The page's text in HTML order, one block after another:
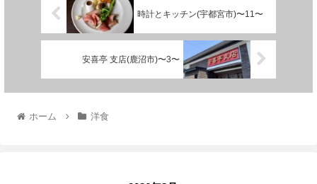
時計とキッチン(宇都宮市)〜11〜
安喜亭 支店(鹿沼市)〜3〜
ホーム 洋食